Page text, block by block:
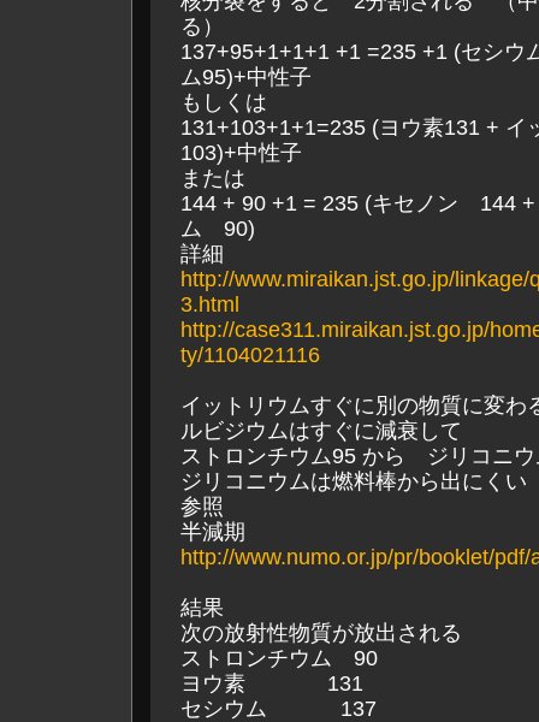
る）
137+95+1+1+1 +1 =235 +1 (セシウ
ム95)+中性子
もしくは
131+103+1+1=235 (ヨウ素131 + イ
103)+中性子
または
144 + 90 +1 = 235 (キセノン 144 +
ム 90)
詳細
http://www.miraikan.jst.go.jp/linkage/
3.html
http://case311.miraikan.jst.go.jp/
ty/1104021116
イットリウムすぐに別の物質に変わ
ルビジウムはすぐに減衰して
ストロンチウム95 から ジリコニウ
ジリコニウムは燃料棒から出にくい
参照
半減期
http://www.numo.or.jp/pr/booklet/
結果
次の放射性物質が放出される
ストロンチウム 90
ヨウ素 131
セシウム 137